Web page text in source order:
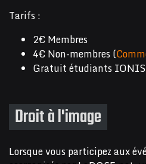
Tarifs :
2€ Membres
4€ Non-membres (
Gratuit étudiants IONIS
Droit à l'image
Lorsque vous participez aux